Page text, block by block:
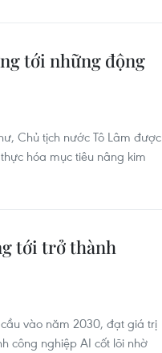
tới những động
Chủ tịch nước Tô Lâm được
hóa mục tiêu nâng kim
tới trở thành
vào năm 2030, đạt giá trị
công nghiệp AI cốt lõi nhờ